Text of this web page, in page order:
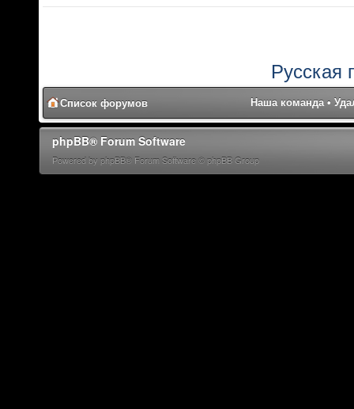
Русская
Список форумов Наша команда•
phpBB® Forum Software
Powered by phpBB® Forum Software © phpBB Group